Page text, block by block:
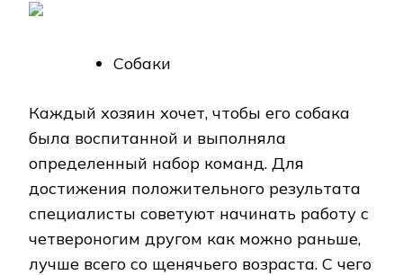
Собаки
Каждый хозяин хочет, чтобы его собака
была воспитанной и выполняла
определенный набор команд. Для
достижения положительного результата
специалисты советуют начинать работу с
четвероногим другом как можно раньше,
лучше всего со щенячьего возраста. С чего